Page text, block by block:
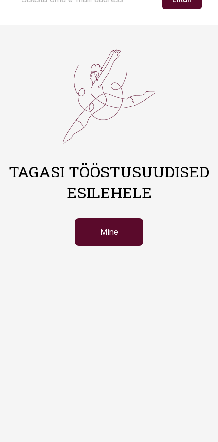
TAGASI TÖÖSTUSUUDISED
ESILEHELE
Mine